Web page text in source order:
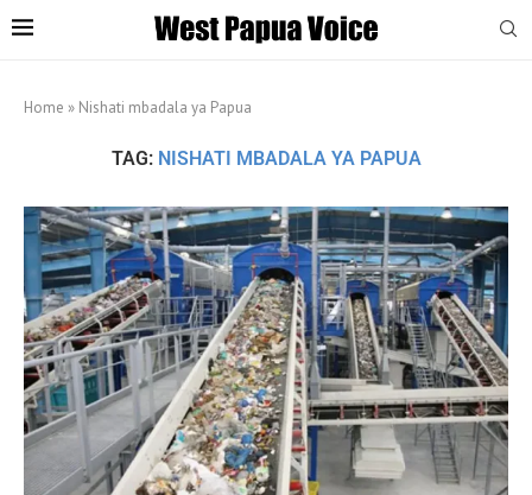
Home » Nishati mbadala ya Papua
TAG: NISHATI MBADALA YA PAPUA